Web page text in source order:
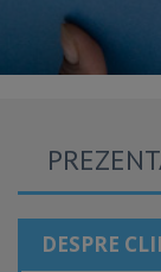
DESPRE